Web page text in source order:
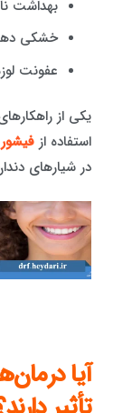
بهداشت
خشکی
عفونت
یکی از
استفاده از
در شیارهای
آیا